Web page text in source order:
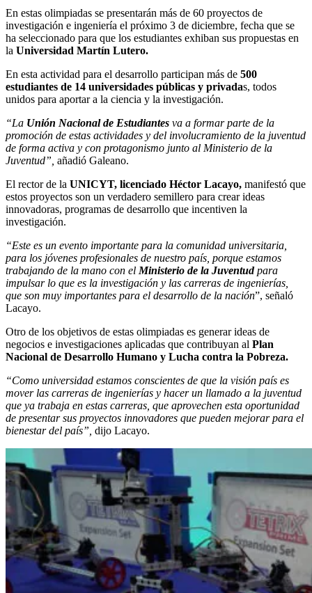
En estas olimpiadas se presentarán más de 60 proyectos de
investigación e ingeniería el próximo 3 de diciembre, fecha que se
ha seleccionado para que los estudiantes exhiban sus propuestas en
la Universidad Martín Lutero.
En esta actividad para el desarrollo participan más de 500
estudiantes de 14 universidades públicas y privadas, todos
unidos para aportar a la ciencia y la investigación.
“La Unión Nacional de Estudiantes va a formar parte de la
promoción de estas actividades y del involucramiento de la juventud
de forma activa y con protagonismo junto al Ministerio de la
Juventud”, añadió Galeano.
El rector de la UNICYT, licenciado Héctor Lacayo, manifestó que
estos proyectos son un verdadero semillero para crear ideas
innovadoras, programas de desarrollo que incentiven la
investigación.
“Este es un evento importante para la comunidad universitaria,
para los jóvenes profesionales de nuestro país, porque estamos
trabajando de la mano con el Ministerio de la Juventudpara
impulsar lo que es la investigación y las carreras de ingenierías,
que son muy importantes para el desarrollo de la nación”, señaló
Lacayo.
Otro de los objetivos de estas olimpiadas es generar ideas de
negocios e investigaciones aplicadas que contribuyan al Plan
Nacional de Desarrollo Humano y Lucha contra la Pobreza.
“Como universidad estamos conscientes de que la visión país es
mover las carreras de ingenierías y hacer un llamado a la juventud
que ya trabaja en estas carreras, que aprovechen esta oportunidad
de presentar sus proyectos innovadores que pueden mejorar para el
bienestar del país”, dijo Lacayo.